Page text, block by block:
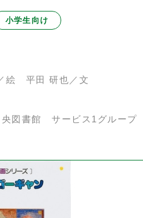
小学生向け
絵 平田 研也／文
央図書館 サービス1グループ